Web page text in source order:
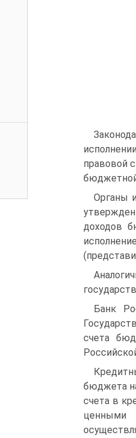
правовой
Органы
доходов
Банк
счета
бюджета
счета в
ценными